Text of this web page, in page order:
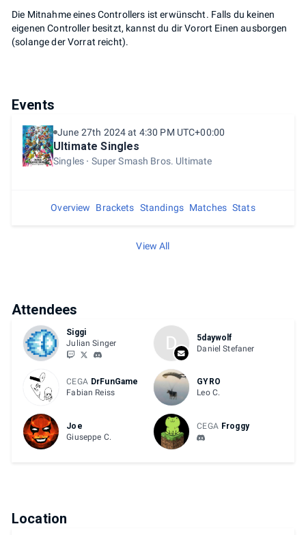
Die Mitnahme eines Controllers ist erwünscht. Falls du keinen
eigenen Controller besitzt, kannst du dir Vorort Einen ausborgen
(solange der Vorrat reicht).
Events
June 27th 2024 at 4:30 PM UTC+00:00
Ultimate Singles
Singles Super Smash Bros. Ultimate
Overview Brackets Standings Matches Stats
View All
Attendees
Siggi
Julian Singer
D
5daywolf
Daniel Stefaner
CEGA DrFunGame
Fabian Reiss
GYRO
Leo C.
Joe
Giuseppe C.
CEGA Froggy
Location